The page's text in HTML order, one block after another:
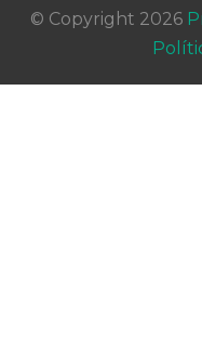
© Copyright 2026